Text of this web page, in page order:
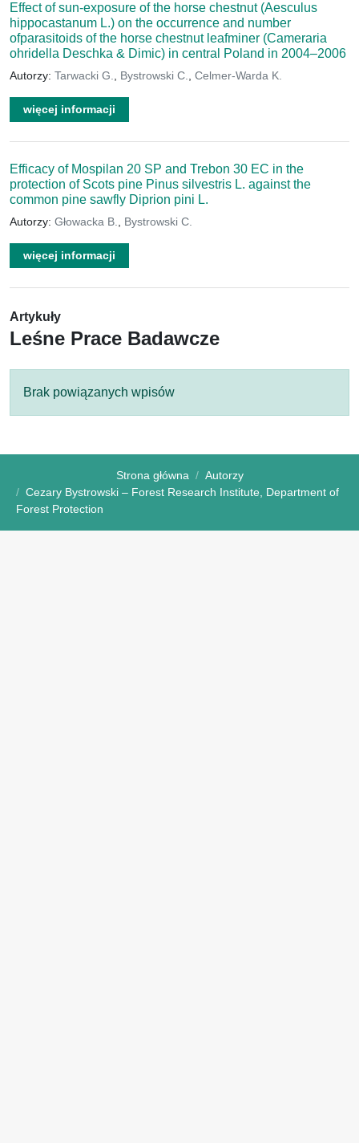
Effect of sun-exposure of the horse chestnut (Aesculus
hippocastanum L.) on the occurrence and number
ofparasitoids of the horse chestnut leafminer (Cameraria
ohridella Deschka & Dimic) in central Poland in 2004–2006
Autorzy: Tarwacki G. Bystrowski C. Celmer-Warda K.
więcej informacji
Efficacy of Mospilan 20 SP and Trebon 30 EC in the
protection of Scots pine Pinus silvestris L. against the
common pine sawfly Diprion pini L.
Autorzy: Głowacka B. Bystrowski C.
więcej informacji
Artykuły
Leśne Prace Badawcze
Brak powiązanych wpisów
Strona główna
Autorzy
Cezary Bystrowski – Forest Research Institute, Department of
Forest Protection